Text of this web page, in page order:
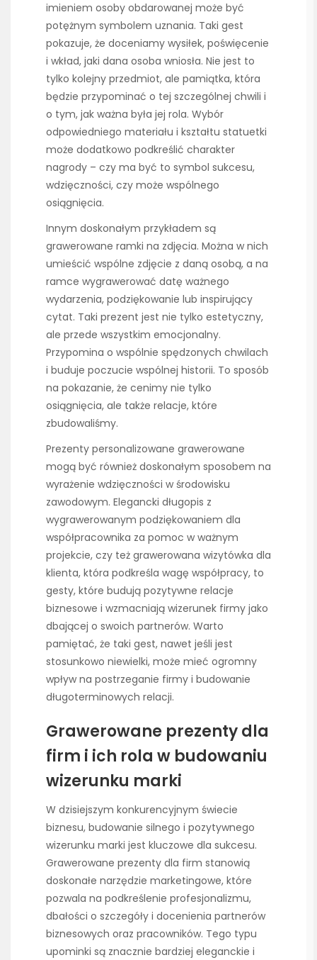
imieniem osoby obdarowanej może być
potężnym symbolem uznania. Taki gest
pokazuje, że doceniamy wysiłek, poświęcenie
i wkład, jaki dana osoba wniosła. Nie jest to
tylko kolejny przedmiot, ale pamiątka, która
będzie przypominać o tej szczególnej chwili i
o tym, jak ważna była jej rola. Wybór
odpowiedniego materiału i kształtu statuetki
może dodatkowo podkreślić charakter
nagrody – czy ma być to symbol sukcesu,
wdzięczności, czy może wspólnego
osiągnięcia.
Innym doskonałym przykładem są
grawerowane ramki na zdjęcia. Można w nich
umieścić wspólne zdjęcie z daną osobą, a na
ramce wygrawerować datę ważnego
wydarzenia, podziękowanie lub inspirujący
cytat. Taki prezent jest nie tylko estetyczny,
ale przede wszystkim emocjonalny.
Przypomina o wspólnie spędzonych chwilach
i buduje poczucie wspólnej historii. To sposób
na pokazanie, że cenimy nie tylko
osiągnięcia, ale także relacje, które
zbudowaliśmy.
Prezenty personalizowane grawerowane
mogą być również doskonałym sposobem na
wyrażenie wdzięczności w środowisku
zawodowym. Elegancki długopis z
wygrawerowanym podziękowaniem dla
współpracownika za pomoc w ważnym
projekcie, czy też grawerowana wizytówka dla
klienta, która podkreśla wagę współpracy, to
gesty, które budują pozytywne relacje
biznesowe i wzmacniają wizerunek firmy jako
dbającej o swoich partnerów. Warto
pamiętać, że taki gest, nawet jeśli jest
stosunkowo niewielki, może mieć ogromny
wpływ na postrzeganie firmy i budowanie
długoterminowych relacji.
Grawerowane prezenty dla
firm i ich rola w budowaniu
wizerunku marki
W dzisiejszym konkurencyjnym świecie
biznesu, budowanie silnego i pozytywnego
wizerunku marki jest kluczowe dla sukcesu.
Grawerowane prezenty dla firm stanowią
doskonałe narzędzie marketingowe, które
pozwala na podkreślenie profesjonalizmu,
dbałości o szczegóły i docenienia partnerów
biznesowych oraz pracowników. Tego typu
upominki są znacznie bardziej eleganckie i